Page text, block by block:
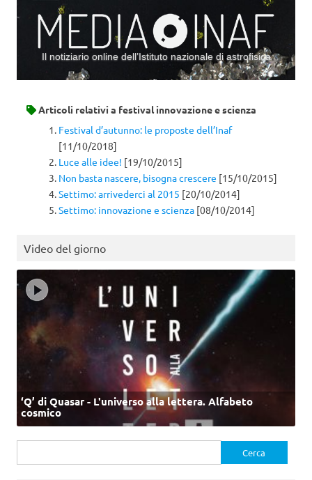
Il notiziario online dell’Istituto nazionale di astrofisica
Articoli relativi a festival innovazione e scienza
Festival d’autunno: le proposte dell’Inaf
[11/10/2018]
Luce alle idee! [19/10/2015]
Non basta nascere, bisogna crescere [15/10/2015]
Settimo: arrivederci al 2015 [20/10/2014]
Settimo: innovazione e scienza [08/10/2014]
Video del giorno
‘Q’ di Quasar - L'universo alla lettera. Alfabeto
cosmico
per: